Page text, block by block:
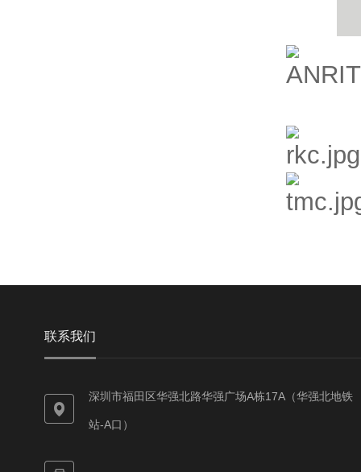
联系我们
深圳市福田区华强北路华强广场A栋17A（华强北地铁
站-A口）